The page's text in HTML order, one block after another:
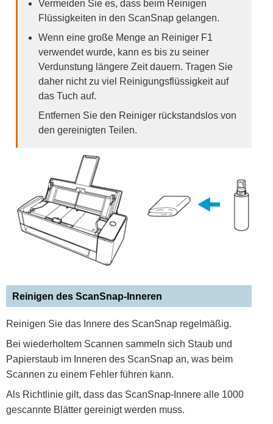
Vermeiden Sie es, dass beim Reinigen
Flüssigkeiten in den ScanSnap gelangen.
Wenn eine große Menge an Reiniger F1
verwendet wurde, kann es bis zu seiner
Verdunstung längere Zeit dauern. Tragen Sie
daher nicht zu viel Reinigungsflüssigkeit auf
das Tuch auf.
Entfernen Sie den Reiniger rückstandslos von
den gereinigten Teilen.
Reinigen des ScanSnap-Inneren
Reinigen Sie das Innere des ScanSnap regelmäßig.
Bei wiederholtem Scannen sammeln sich Staub und
Papierstaub im Inneren des ScanSnap an, was beim
Scannen zu einem Fehler führen kann.
Als Richtlinie gilt, dass das ScanSnap-Innere alle 1000
gescannte Blätter gereinigt werden muss.